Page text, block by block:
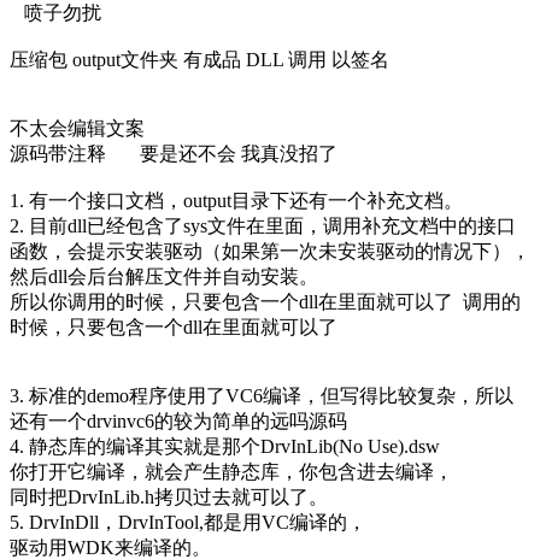
喷子勿扰
压缩包 output文件夹 有成品 DLL 调用 以签名
不太会编辑文案
源码带注释 要是还不会 我真没招了
1. 有一个接口文档，output目录下还有一个补充文档。
2. 目前dll已经包含了sys文件在里面，调用补充文档中的接口
函数，会提示安装驱动（如果第一次未安装驱动的情况下），
然后dll会后台解压文件并自动安装。
所以你调用的时候，只要包含一个dll在里面就可以了 调用的
时候，只要包含一个dll在里面就可以了
3. 标准的demo程序使用了VC6编译，但写得比较复杂，所以
还有一个drvinvc6的较为简单的远吗源码
4. 静态库的编译其实就是那个DrvInLib(No Use).dsw
你打开它编译，就会产生静态库，你包含进去编译，
同时把DrvInLib.h拷贝过去就可以了。
5. DrvInDll，DrvInTool,都是用VC编译的，
驱动用WDK来编译的。